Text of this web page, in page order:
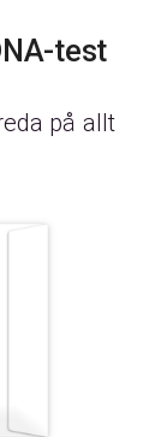
test
på allt